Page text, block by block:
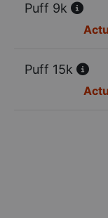
Puff 9k
Puff 15k